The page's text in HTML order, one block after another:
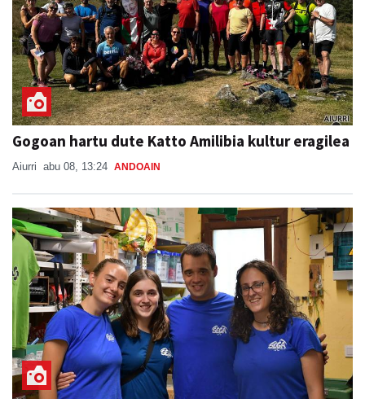
Gogoan hartu dute Katto Amilibia kultur eragilea
Aiurri abu 08, 13:24 ANDOAIN